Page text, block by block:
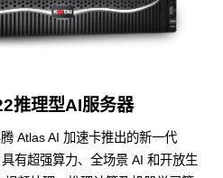
推理型AI服务器
Atlas AI 加速卡推出的新一代
有超强算力、全场景 AI 和开放生